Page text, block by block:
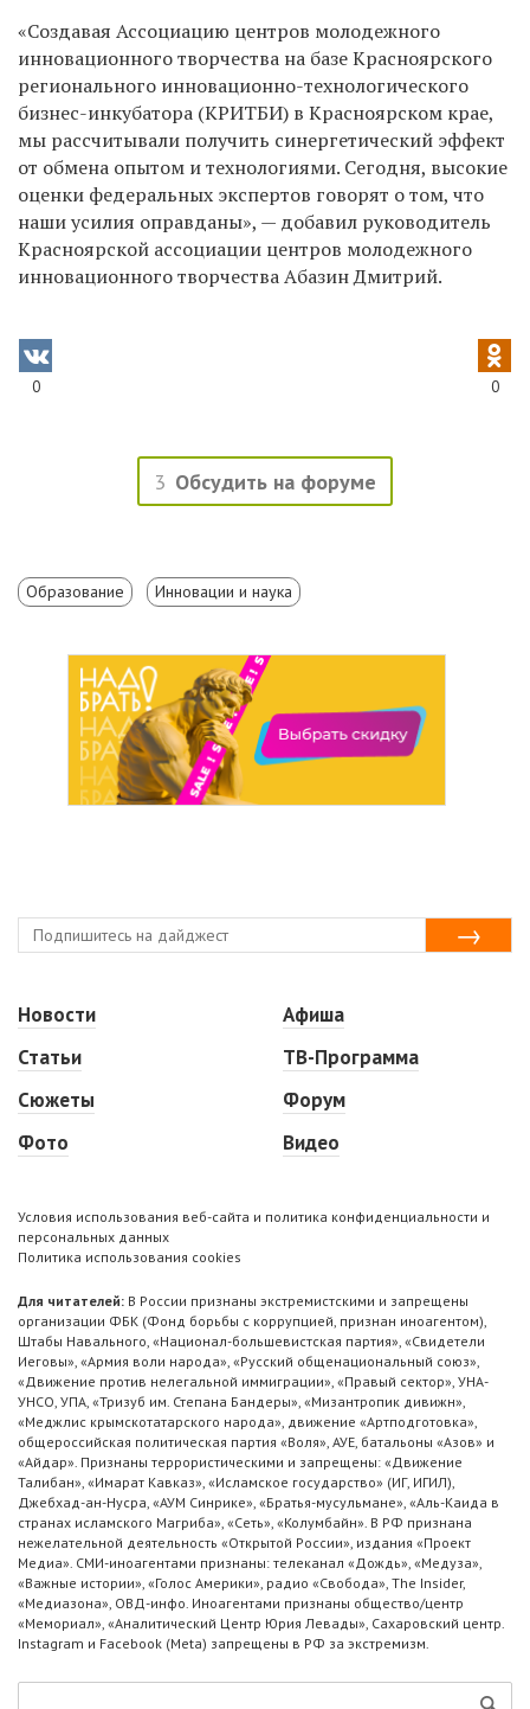
«Создавая Ассоциацию центров молодежного
инновационного творчества на базе Красноярского
регионального инновационно-технологического
бизнес-инкубатора (КРИТБИ) в Красноярском крае,
мы рассчитывали получить синергетический эффект
от обмена опытом и технологиями. Сегодня, высокие
оценки федеральных экспертов говорят о том, что
наши усилия оправданы», — добавил руководитель
Красноярской ассоциации центров молодежного
инновационного творчества Абазин Дмитрий.
0 0
3 Обсудить на форуме
Образование Инновации и наука
Новости
Статьи
Сюжеты
Фото
Афиша
ТВ-Программа
Форум
Видео
Условия использования веб-сайта и политика конфиденциальности и
персональных данных
Политика использования cookies
Для читателей: В России признаны экстремистскими и запрещены
организации ФБК (Фонд борьбы с коррупцией, признан иноагентом),
Штабы Навального, «Национал-большевистская партия», «Свидетели
Иеговы», «Армия воли народа», «Русский общенациональный союз»,
«Движение против нелегальной иммиграции», «Правый сектор», УНА-
УНСО, УПА, «Тризуб им. Степана Бандеры», «Мизантропик дивижн»,
«Меджлис крымскотатарского народа», движение «Артподготовка»,
общероссийская политическая партия «Воля», АУЕ, батальоны «Азов» и
«Айдар». Признаны террористическими и запрещены: «Движение
Талибан», «Имарат Кавказ», «Исламское государство» (ИГ, ИГИЛ),
Джебхад-ан-Нусра, «АУМ Синрике», «Братья-мусульмане», «Аль-Каида в
странах исламского Магриба», «Сеть», «Колумбайн». В РФ признана
нежелательной деятельность «Открытой России», издания «Проект
Медиа». СМИ-иноагентами признаны: телеканал «Дождь», «Медуза»,
«Важные истории», «Голос Америки», радио «Свобода», The Insider,
«Медиазона», ОВД-инфо. Иноагентами признаны общество/центр
«Мемориал», «Аналитический Центр Юрия Левады», Сахаровский центр.
Instagram и Facebook (Metа) запрещены в РФ за экстремизм.